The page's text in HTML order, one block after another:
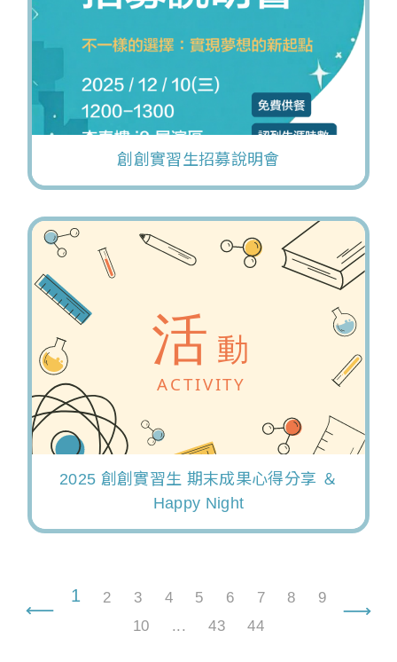
創創實習生招募說明會
2025 創創實習生 期末成果心得分享 ＆
Happy Night
1 2 3 4 5 6 7 8
9
10
... 43 44